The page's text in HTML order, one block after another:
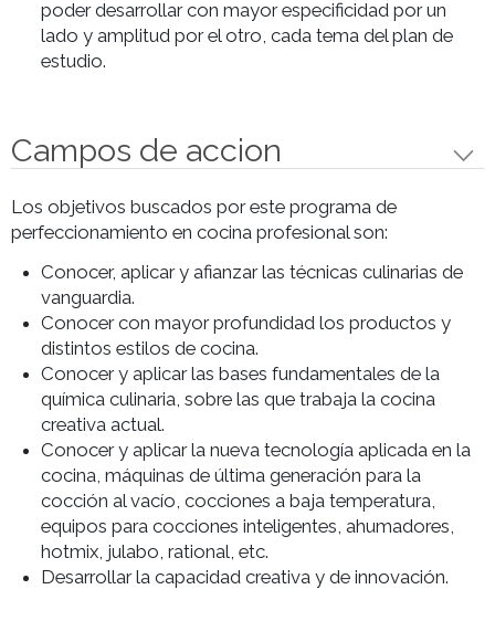
desde su diseño y producción hasta
el servicio, en un entorno que simula
un restaurante de alta cocina. El
habilidades técnicas, trabajo en
servicio. Los estudiantes consolidan
sus conocimientos y perfeccionan
sus técnicas, enfrentando los
desafíos del mundo culinario
profesional en un ambiente realista
y exigente. Las clases más
importantes incluyen: Ejercicios
Creativos, Técnicas de Emplatados
y Servicios, Texturas Culinarias:
Emulsificaciones Hidrocoloides y
Crocantes, Sous Vide, Ensayos
Libres: Entrada, Principal y Postre,
Amuse Bouche, Snack y
Corte,Principal, Prepostre y Postre,